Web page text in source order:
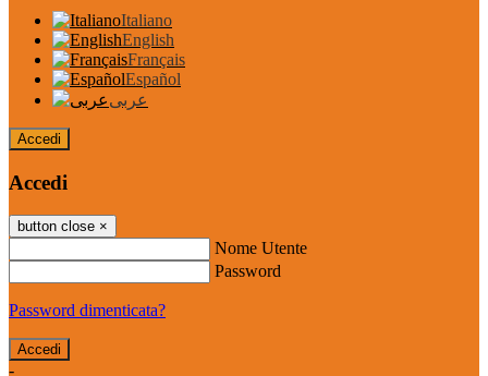
Italiano
English
Français
Español
عربى
Accedi
Accedi
button close ×
Nome Utente
Password
Password dimenticata?
-